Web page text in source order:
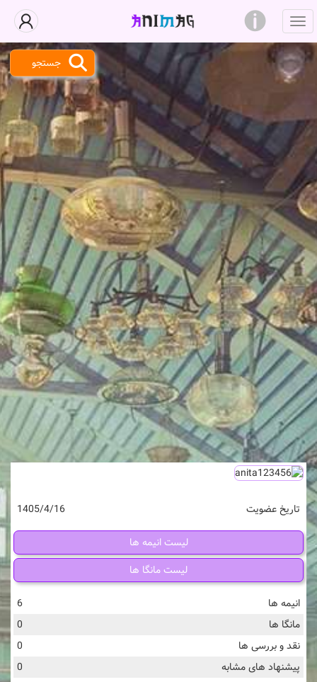
جستجو
تاریخ عضویت 1405/4/16
لیست انیمه ها
لیست مانگا ها
انیمه ها
6
مانگا ها
0
نقد و بررسی ها
0
پیشنهاد های مشابه
0